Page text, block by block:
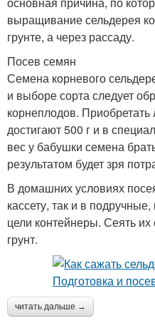
выращивание сельдерея
грунте, а через рассаду.
Посев семян
Семена корневого
и выборе сорта следует
корнеплодов.
достигают 500 г и в
вес у бабушки семена
результатом будет зря
В домашних условиях
кассету, так и в
цели контейнеры. Сеять
грунт.
читать дальше →